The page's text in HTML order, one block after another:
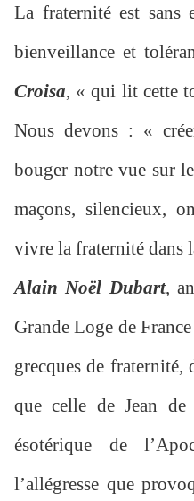
La fraternité est sans
bienveillance et
Croisa, « qui lit cette
Nous devons : «
bouger notre vue sur
maçons, silencieux,
vivre la fraternité dans
Alain Noël Dubart,
Grande Loge de
grecques de fraternité,
que celle de Jean
ésotérique de
l’allégresse que